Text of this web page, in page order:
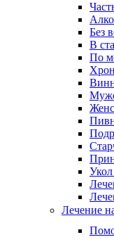
Без
В
По
Укол
Лечение